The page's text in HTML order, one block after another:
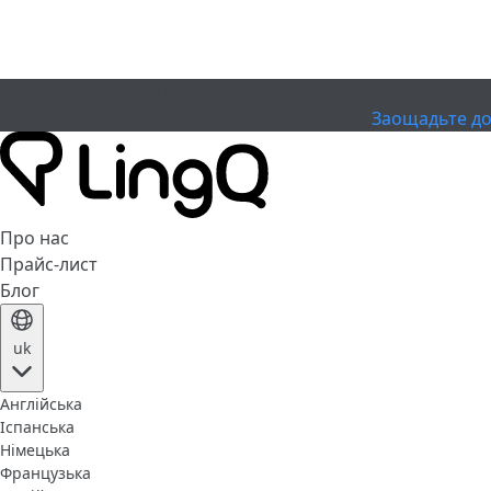
Заощадьте
Про нас
Прайс-лист
Блог
uk
Англійська
Іспанська
Німецька
Французька